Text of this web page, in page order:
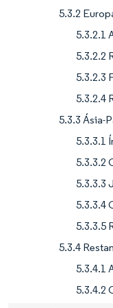
5.3.2
5.3.2.1
5.3.2.2
5.3.2.3
5.3.2.4
5.3.3 Ásia-
5.3.3.1
5.3.3.2
5.3.3.3
5.3.3.4
5.3.3.5
5.3.4
5.3.4.1
5.3.4.2